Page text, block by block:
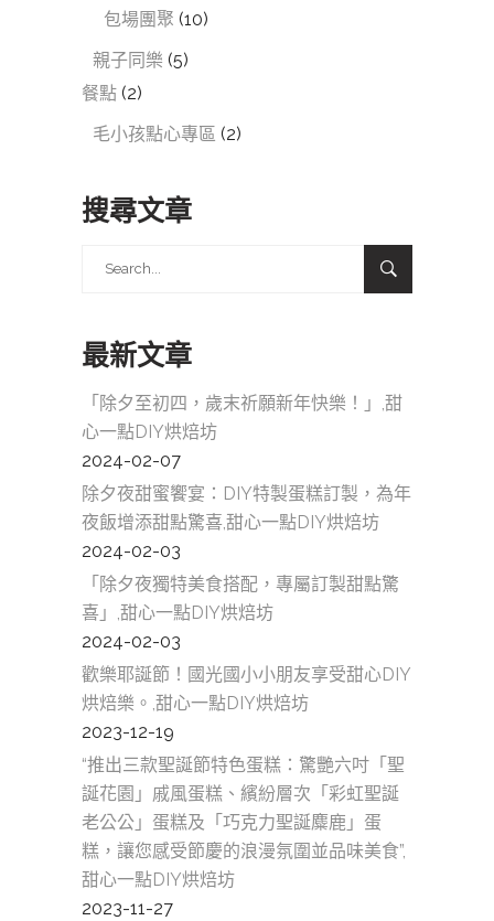
包場團聚 (10)
親子同樂 (5)
餐點 (2)
毛小孩點心專區 (2)
搜尋文章
最新文章
「除夕至初四，歲末祈願新年快樂！」,甜
心一點DIY烘焙坊
2024-02-07
除夕夜甜蜜饗宴：DIY特製蛋糕訂製，為年
夜飯增添甜點驚喜,甜心一點DIY烘焙坊
2024-02-03
「除夕夜獨特美食搭配，專屬訂製甜點驚
喜」,甜心一點DIY烘焙坊
2024-02-03
歡樂耶誕節！國光國小小朋友享受甜心DIY
烘焙樂。,甜心一點DIY烘焙坊
2023-12-19
“推出三款聖誕節特色蛋糕：驚艷六吋「聖
誕花園」戚風蛋糕、繽紛層次「彩虹聖誕
老公公」蛋糕及「巧克力聖誕麋鹿」蛋
糕，讓您感受節慶的浪漫氛圍並品味美食”,
甜心一點DIY烘焙坊
2023-11-27